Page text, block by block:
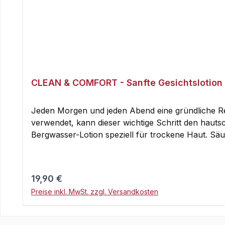
CLEAN & COMFORT - Sanfte
Jeden Morgen und jeden Abend eine gründliche
verwendet, kann dieser wichtige Schritt den
Bergwasser-Lotion speziell für trockene Haut.
eigene Hautfeuchtigkeit, sowie die Elastizität der
Alkohol (Ethanol), Silikone. Dermatologisch
auftragen, ohne zu reiben. Morgens, um Talg zu
Regulärer Preis:
19,90 €
Preise inkl. MwSt. zzgl. Versandkosten